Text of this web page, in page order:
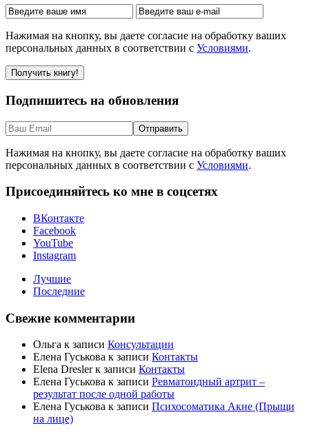
Нажимая на кнопку, вы даете согласие на обработку ваших
персональных данных в соответствии с Условиями.
Подпишитесь на обновления
Нажимая на кнопку, вы даете согласие на обработку ваших
персональных данных в соответствии с Условиями.
Присоединяйтесь ко мне в соцсетях
ВКонтакте
Facebook
YouTube
Instagram
Лучшие
Последние
Свежие комментарии
Ольга к записи Консультации
Елена Гуськова к записи Контакты
Elena Dreslerк записи Контакты
Елена Гуськова к записи Ревматоидный артрит –
результат после одной работы
Елена Гуськова к записи Психосоматика Акне (Прыщи
на лице)